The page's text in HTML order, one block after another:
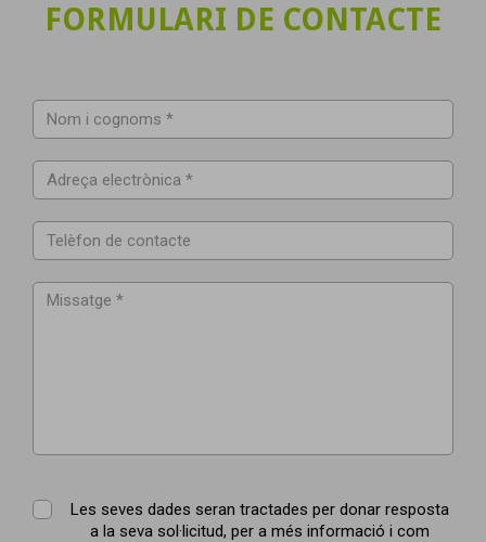
FORMULARI DE CONTACTE
Les seves dades seran tractades per donar resposta
a la seva sol·licitud, per a més informació i com